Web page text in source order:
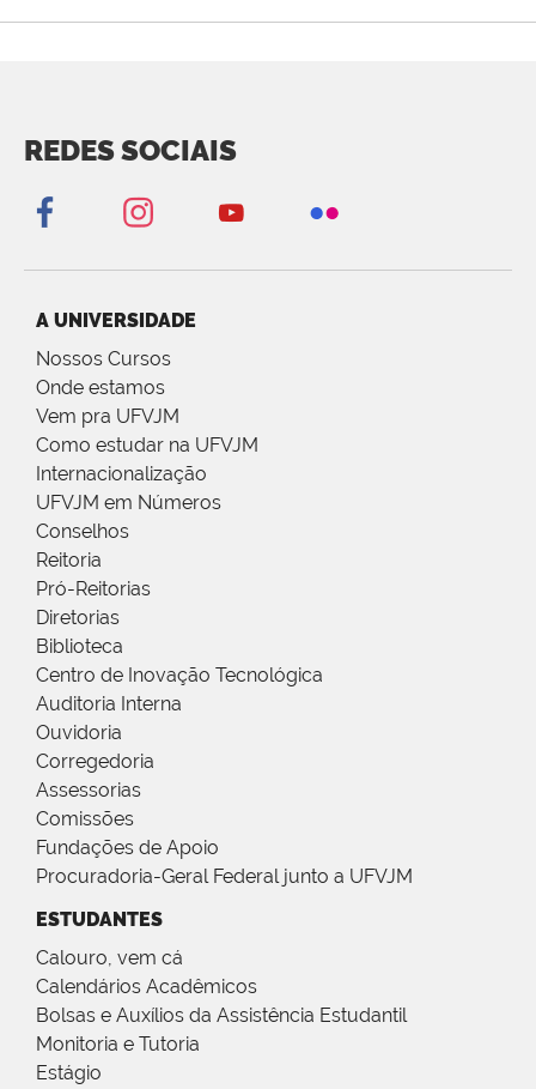
REDES SOCIAIS
A UNIVERSIDADE
Nossos Cursos
Onde estamos
Vem pra UFVJM
Como estudar na UFVJM
Internacionalização
UFVJM em Números
Conselhos
Reitoria
Pró-Reitorias
Diretorias
Biblioteca
Centro de Inovação Tecnológica
Auditoria Interna
Ouvidoria
Corregedoria
Assessorias
Comissões
Fundações de Apoio
Procuradoria-Geral Federal junto a UFVJM
ESTUDANTES
Calouro, vem cá
Calendários Acadêmicos
Bolsas e Auxílios da Assistência Estudantil
Monitoria e Tutoria
Estágio